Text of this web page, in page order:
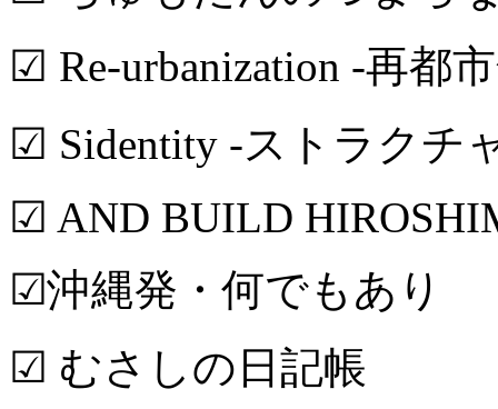
☑ Re-urbanization -再都
☑ Sidentity -ストラクチ
☑ AND BUILD
☑沖縄発・何でもあり
☑ むさしの日記帳